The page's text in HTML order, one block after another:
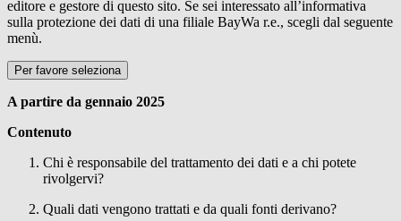
editore e gestore di questo sito. Se sei interessato all’informativa
sulla protezione dei dati di una filiale BayWa r.e., scegli dal seguente
menù.
Per favore seleziona
A partire da gennaio 2025
Contenuto
Chi è responsabile del trattamento dei dati e a chi potete
rivolgervi?
Quali dati vengono trattati e da quali fonti derivano?